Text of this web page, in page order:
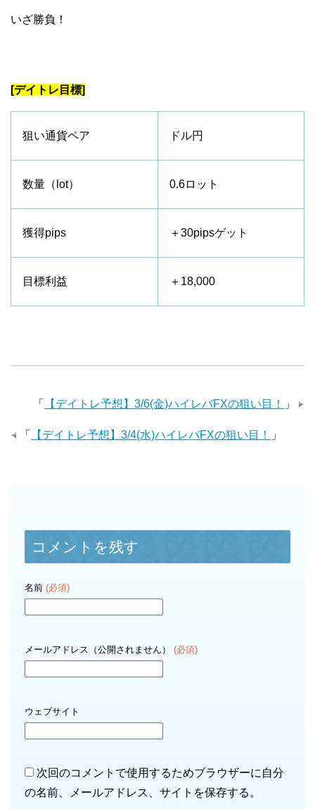
いざ勝負！
[デイトレ目標]
狙い通貨ペア ドル円
数量（lot） 0.6ロット
獲得pips ＋30pipsゲット
目標利益 ＋18,000
「 【デイトレ予想】3/6(金)ハイレバFXの狙い目！ 」
「 【デイトレ予想】3/4(水)ハイレバFXの狙い目！ 」
コメントを残す
名前 (必須)
メールアドレス（公開されません） (必須)
ウェブサイト
次回のコメントで使用するためブラウザーに自分
の名前、メールアドレス、サイトを保存する。